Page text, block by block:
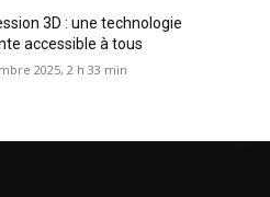
3D : une technologie
accessible à tous
2025, 2 h 33 min